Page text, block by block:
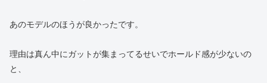
あのモデルのほうが良かったです。
理由は真ん中にガットが集まってるせいでホールド感が少ないの
と、